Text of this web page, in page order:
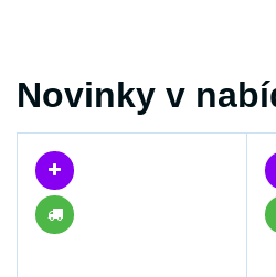
Novinky v